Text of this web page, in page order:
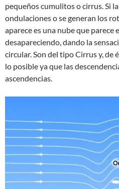
pequeños cumulitos o cirrus. Si
ondulaciones o se generan los
aparece es una nube que
desapareciendo, dando la
circular. Son del tipo Cirrus y, de
lo posible ya que las
ascendencias.